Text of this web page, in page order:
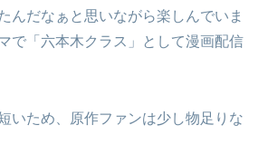
んだなぁと思いながら楽しんでいま
で「六本木クラス」として漫画配信
いため、原作ファンは少し物足りな